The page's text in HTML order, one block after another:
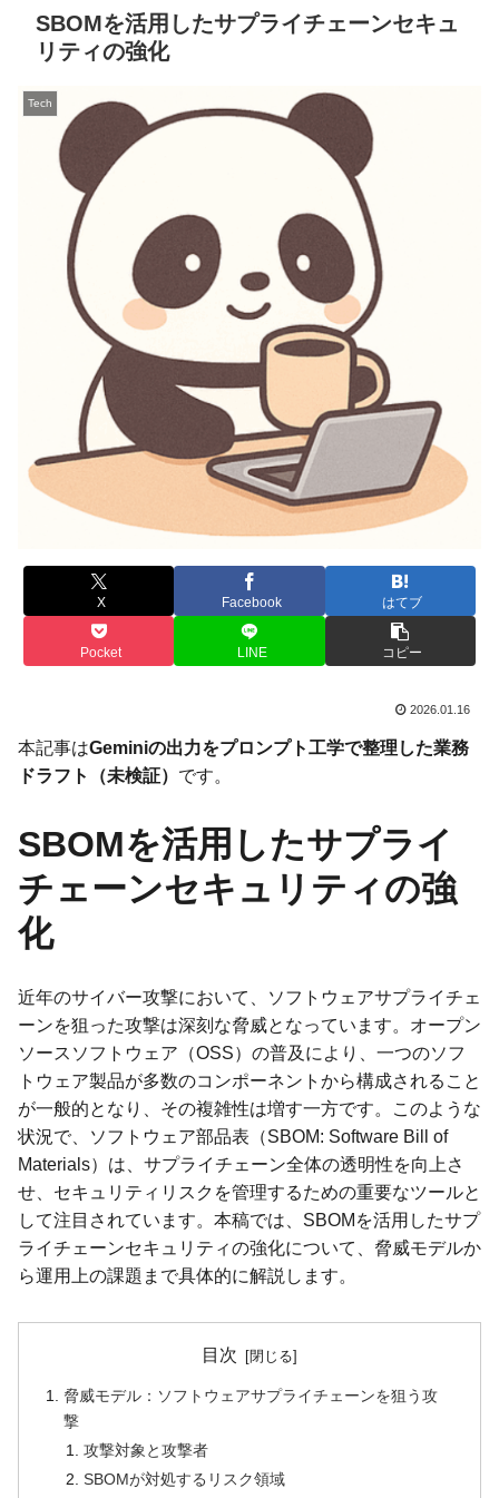
SBOMを活用したサプライチェーンセキュ
リティの強化
Tech
X Facebook はてブ
Pocket LINE コピー
2026.01.16
本記事はGeminiの出力をプロンプト工学で整理した業務
ドラフト（未検証） です。
SBOMを活用したサプライ
チェーンセキュリティの強
化
近年のサイバー攻撃において、ソフトウェアサプライチェ
ーンを狙った攻撃は深刻な脅威となっています。オープン
ソースソフトウェア（OSS）の普及により、一つのソフ
トウェア製品が多数のコンポーネントから構成されること
が一般的となり、その複雑性は増す一方です。このような
状況で、ソフトウェア部品表（SBOM: Software Bill of
Materials）は、サプライチェーン全体の透明性を向上さ
せ、セキュリティリスクを管理するための重要なツールと
して注目されています。本稿では、SBOMを活用したサプ
ライチェーンセキュリティの強化について、脅威モデルか
ら運用上の課題まで具体的に解説します。
目次
脅威モデル：ソフトウェアサプライチェーンを狙う攻
撃
攻撃対象と攻撃者
SBOMが対処するリスク領域